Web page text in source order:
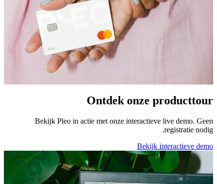
Ontdek onze producttour
Bekijk Pleo in actie met onze interactieve live demo. Geen
registratie nodig.
Bekijk interactieve demo